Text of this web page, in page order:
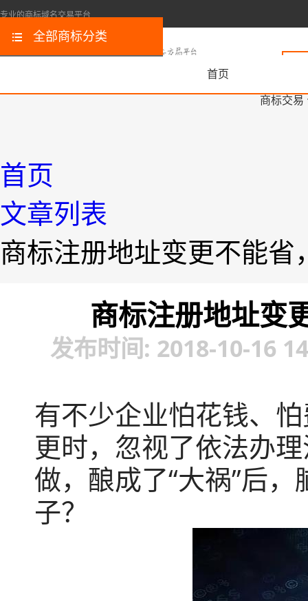
专业的商标域名交易平台
首页
商标交易
全部商标分类
首页
文章列表
商标注册地址变更不能省
商标注册地址变
发布时间: 2018-10-16
有不少企业怕花钱、
更时，忽视了依法办
做，酿成了“大祸”后
子？